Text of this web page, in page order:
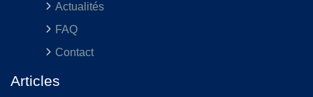
Actualités
FAQ
Contact
Articles